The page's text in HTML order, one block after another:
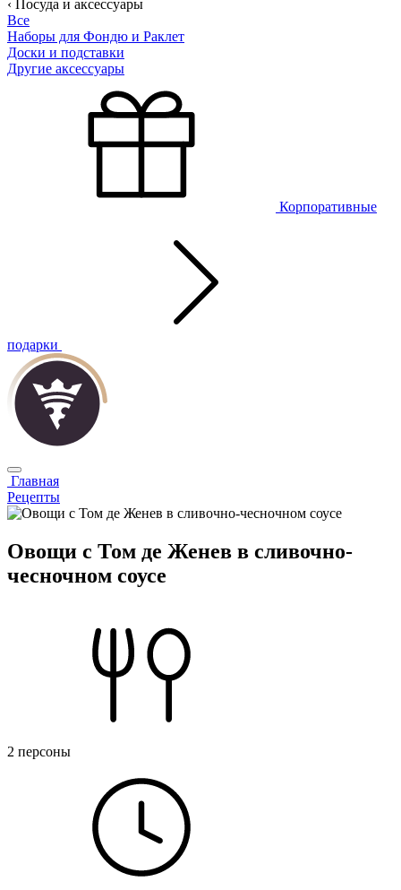
‹ Посуда и аксессуары
Все
Наборы для Фондю и Раклет
Доски и подставки
Другие аксессуары
Корпоративные
подарки
Главная
Рецепты
Овощи с Том де Женев в сливочно-
чесночном соусе
2 персоны